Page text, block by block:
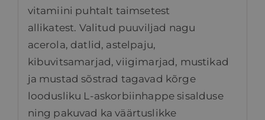
vitamiini puhtalt taimsetest
allikatest. Valitud puuviljad nagu
acerola, datlid, astelpaju,
kibuvitsamarjad, viigimarjad, mustikad
ja mustad sõstrad tagavad kõrge
loodusliku L-askorbiinhappe sisalduse
ning pakuvad ka väärtuslikke